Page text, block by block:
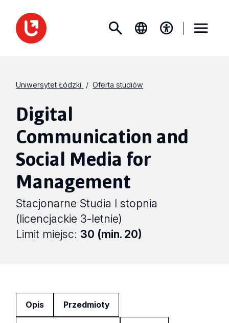
Uniwersytet Łódzki Oferta studiów
Digital
Communication and
Social Media for
Management
Stacjonarne Studia I stopnia
(licencjackie 3-letnie)
Limit miejsc: 30 (min. 20)
Opis Przedmioty